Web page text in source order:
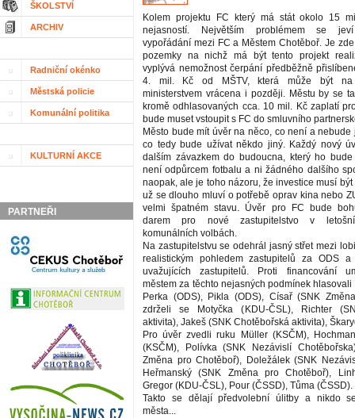
ŠKOLSTVÍ
ARCHIV
Radniční okénko
Městská policie
Komunální politika
KULTURNÍ AKCE
PARTNEŘI
Kolem projektu FC který má stát okolo 15
nejasností. Největším problémem se jeví
vypořádání mezi FC a Městem Chotěboř. Je
pozemky na nichž má být tento projekt
vyplývá nemožnost čerpání předběžně
4. mil. Kč od MŠTV, která může být na
ministerstvem vrácena i později. Městu by se
kromě odhlasovaných cca. 10 mil. Kč zaplatí
bude muset vstoupit s FC do smluvního
Město bude mít úvěr na něco, co není a nebude
co tedy bude užívat někdo jiný. Každý nový
dalším závazkem do budoucna, který ho bude
není odpůrcem fotbalu a ni žádného dalšího
naopak, ale je toho názoru, že investice musí
už se dlouho mluví o potřebě oprav kina nebo
velmi špatném stavu. Úvěr pro FC bude
darem pro nové zastupitelstvo v
komunálních volbách.
Na zastupitelstvu se odehrál jasný střet mezi
realistickým pohledem zastupitelů za ODS
uvažujících zastupitelů. Proti financování
městem za těchto nejasných podmínek hlasovali
Perka (ODS), Pikla (ODS), Císař (SNK
zdrželi se Motyčka (KDU-ČSL), Richter
aktivita), Jakeš (SNK Chotěbořská aktivita),
Pro úvěr zvedli ruku Müller (KSČM),
(KSČM), Polívka (SNK Nezávislí
Změna pro Chotěboř), Doležálek (SNK
Heřmanský (SNK Změna pro Chotěboř),
Gregor (KDU-ČSL), Pour (ČSSD), Tůma (ČSSD).
Takto se dělají předvolební úlitby a nikdo
města...